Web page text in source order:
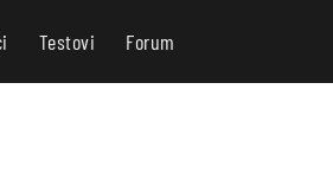
Testovi Forum